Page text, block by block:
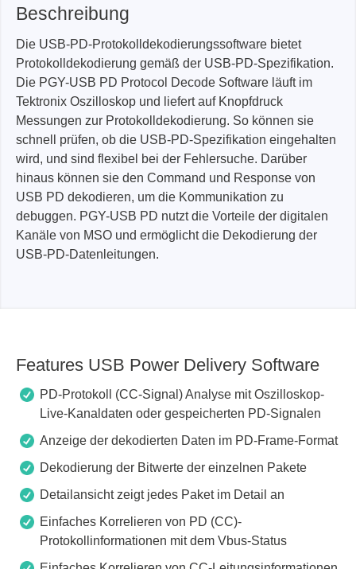
Beschreibung
Die USB-PD-Protokolldekodierungssoftware bietet
Protokolldekodierung gemäß der USB-PD-Spezifikation.
Die PGY-USB PD Protocol Decode Software läuft im
Tektronix Oszilloskop und liefert auf Knopfdruck
Messungen zur Protokolldekodierung. So können sie
schnell prüfen, ob die USB-PD-Spezifikation eingehalten
wird, und sind flexibel bei der Fehlersuche. Darüber
hinaus können sie den Command und Response von
USB PD dekodieren, um die Kommunikation zu
debuggen. PGY-USB PD nutzt die Vorteile der digitalen
Kanäle von MSO und ermöglicht die Dekodierung der
USB-PD-Datenleitungen.
Features USB Power Delivery Software
PD-Protokoll (CC-Signal) Analyse mit Oszilloskop-
Live-Kanaldaten oder gespeicherten PD-Signalen
Anzeige der dekodierten Daten im PD-Frame-Format
Dekodierung der Bitwerte der einzelnen Pakete
Detailansicht zeigt jedes Paket im Detail an
Einfaches Korrelieren von PD (CC)-
Protokollinformationen mit dem Vbus-Status